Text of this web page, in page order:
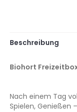
Beschreibung
Biohort
Nach einem Tag
Spielen, Genießen